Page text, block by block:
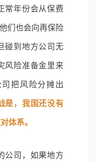
常年份会从保费
们也会向再保险
碰到地方公司无
风险准备金里来
把风险分摊出
是，我国还没有
体系。
公司，如果地方